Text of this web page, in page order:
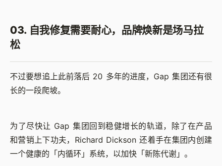
03. 自我修复需要耐心，品牌焕新是场马拉
松
不过要想追上此前落后 20 多年的进度，Gap 集团还有很
长的一段爬坡。
为了尽快让 Gap 集团回到稳健增长的轨道，除了在产品
和营销上下功夫，Richard Dickson 还着手在集团内创建
一个健康的「内循环」系统，以加快「新陈代谢」。